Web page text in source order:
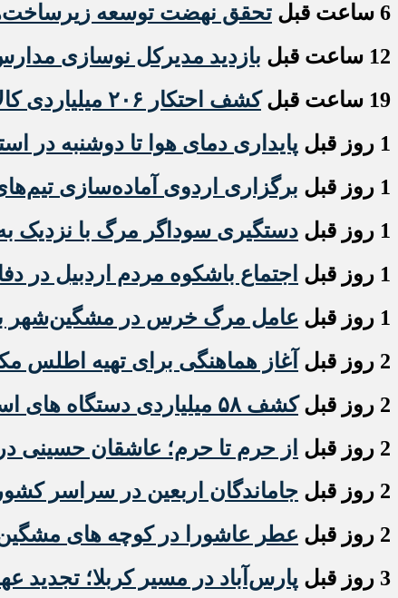
6 ساعت قبل
تحقق نهضت توسعه
12 ساعت قبل
بازدید مدیرکل نوسازی
19 ساعت قبل
کشف احتکار ۲۰۶ میلیاردی کالاهای اساسی در اردبیل
1 روز قبل
پایداری دمای هوا تا دوشنبه در
1 روز قبل
برگزاری اردوی آماده‌سازی
1 روز قبل
دستگیری سوداگر مرگ با نزدیک به ۶ کیلو گرم هروئین در مشگین
1 روز قبل
اجتماع باشکوه مردم اردبیل در
1 روز قبل
عامل مرگ خرس در مشگین‌شهر به
2 روز قبل
آغاز هماهنگی برای تهیه اطلس
2 روز قبل
کشف ۵۸ میلیاردی دستگاه های استخراج ارز دیجیتال قاچاق در اردبیل
2 روز قبل
از حرم تا حرم؛ عاشقان حسینی در
2 روز قبل
جاماندگان اربعین در سراسر کشور
2 روز قبل
عطر عاشورا در کوچه های مشگین
3 روز قبل
پارس‌آباد در مسیر کربلا؛ تجدید